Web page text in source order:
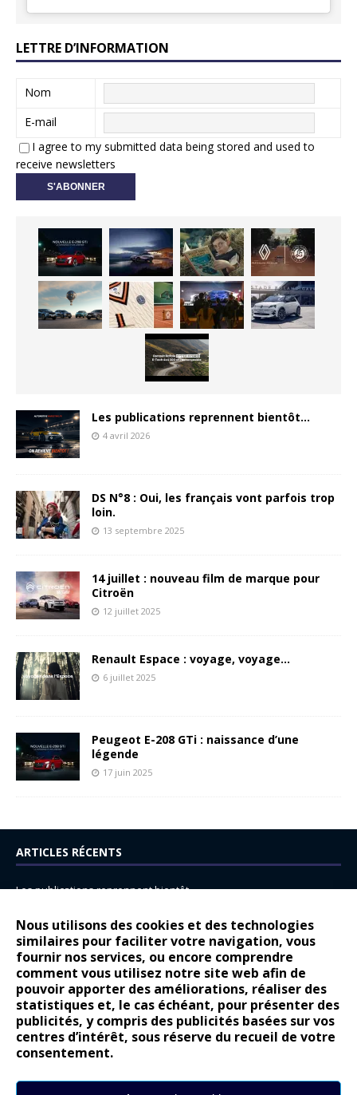
Nous utilisons des cookies et des technologies
similaires pour faciliter votre navigation, vous
fournir nos services, ou encore comprendre
comment vous utilisez notre site web afin de
pouvoir apporter des améliorations, réaliser des
statistiques et, le cas échéant, pour présenter des
publicités, y compris des publicités basées sur vos
centres d’intérêt, sous réserve du recueil de votre
consentement.
LETTRE D’INFORMATION
Nom
E-mail
I agree to my submitted data being stored and used to
receive newsletters
Les publications reprennent bientôt…
4 avril 2026
DS N°8 : Oui, les français vont parfois trop
loin.
13 septembre 2025
14 juillet : nouveau film de marque pour
Citroën
12 juillet 2025
Renault Espace : voyage, voyage…
6 juillet 2025
Peugeot E-208 GTi : naissance d’une
légende
17 juin 2025
ARTICLES RÉCENTS
Les publications reprennent bientôt…
14 juillet : nouveau film de marque pour Citroën
Renault Espace : voyage, voyage…
Peugeot E-208 GTi : naissance d’une légende
COMMENTAIRES RÉCENTS
Bernard Dardartdans
Gilly